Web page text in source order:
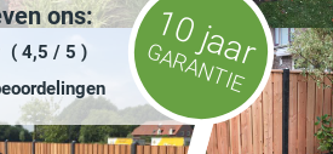
ons:
( 4,5 / 5 )
10 jaar
GARANTIE